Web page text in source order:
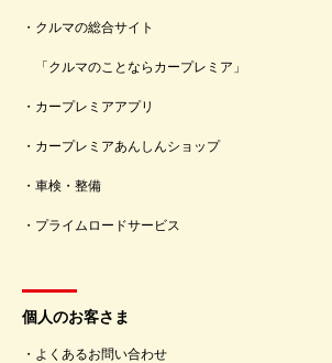
クルマの総合サイト
「クルマのことならカープレミア」
カープレミアアプリ
カープレミアあんしんショップ
車検・整備
プライムロードサービス
個人のお客さま
よくあるお問い合わせ